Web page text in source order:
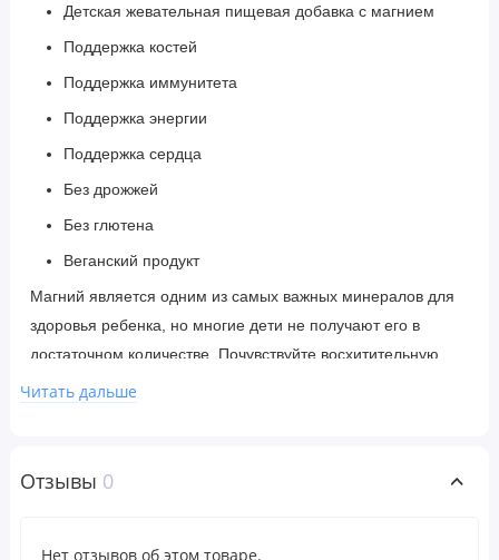
Детская жевательная пищевая добавка с магнием
Поддержка костей
Поддержка иммунитета
Поддержка энергии
Поддержка сердца
Без дрожжей
Без глютена
Веганский продукт
Магний является одним из самых важных минералов для
здоровья ребенка, но многие дети не получают его в
достаточном количестве. Почувствуйте восхитительную
Читать дальше
Отзывы 0
Нет отзывов об этом товаре.